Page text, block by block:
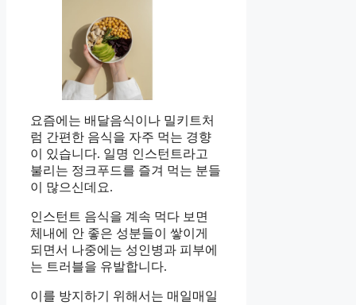
요즘에는 배달음식이나 밀키트처
럼 간편한 음식을 자주 먹는 경향
이 있습니다. 일명 인스턴트라고
불리는 정크푸드를 즐겨 먹는 분들
이 많으신데요.
인스턴트 음식을 계속 먹다 보면
체내에 안 좋은 성분들이 쌓이게
되면서 나중에는 성인병과 피부에
는 트러블을 유발합니다.
이를 방지하기 위해서는 매일매일